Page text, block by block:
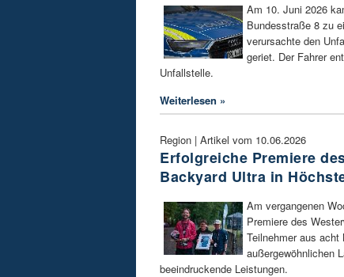
Am 10. Juni 2026
Bundesstraße 8 zu
verursachte den
geriet. Der Fahrer
Unfallstelle.
Weiterlesen »
Region | Artikel vom 10.06.2026
Erfolgreiche Premiere
Backyard Ultra in
Am vergangenen
Premiere des
Teilnehmer aus acht
außergewöhnlichen
beeindruckende Leistungen.